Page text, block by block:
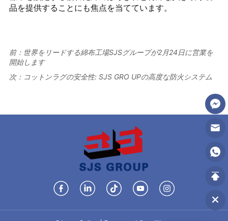
前： 世界をリードする綿布工場SJSグループが2月24日に営業を
開始します
次： コットンラグの安全性: SJS GRO UPの高度な防火システム